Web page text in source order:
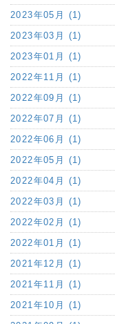
2023年05月 (1)
2023年03月 (1)
2023年01月 (1)
2022年11月 (1)
2022年09月 (1)
2022年07月 (1)
2022年06月 (1)
2022年05月 (1)
2022年04月 (1)
2022年03月 (1)
2022年02月 (1)
2022年01月 (1)
2021年12月 (1)
2021年11月 (1)
2021年10月 (1)